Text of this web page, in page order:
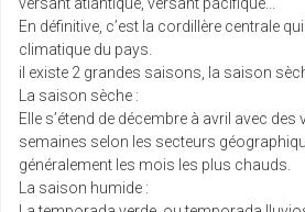
En définitive, c’est la cordillère centrale
climatique du pays.
il existe 2 grandes saisons, la saison
La saison sèche :
Elle s’étend de décembre à avril avec
semaines selon les secteurs
généralement les mois les plus chauds.
La saison humide :